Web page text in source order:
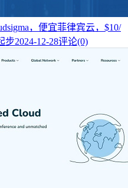
，便宜菲律宾云，$10/
步2024-12-28评论(0)